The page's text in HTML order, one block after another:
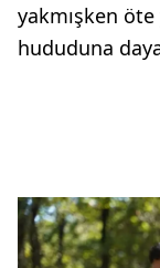
yakmışken
hududuna